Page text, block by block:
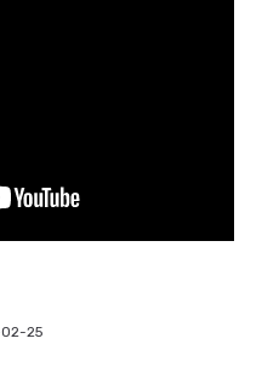
25